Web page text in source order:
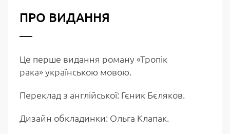
ПРО ВИДАННЯ
Це перше видання роману «Тропік
рака» українською мовою.
Переклад з англійської: Гєник Бєляков.
Дизайн обкладинки: Ольга Клапак.